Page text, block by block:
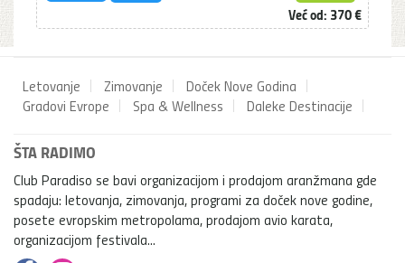
Već od: 370 €
Letovanje Zimovanje
Doček Nove Godina
Gradovi Evrope
Spa & Wellness Daleke Destinacije
ŠTA RADIMO
Club Paradiso se bavi organizacijom i prodajom aranžmana gde
spadaju: letovanja, zimovanja, programi za doček nove godine,
posete evropskim metropolama, prodajom avio karata,
organizacijom festivala...